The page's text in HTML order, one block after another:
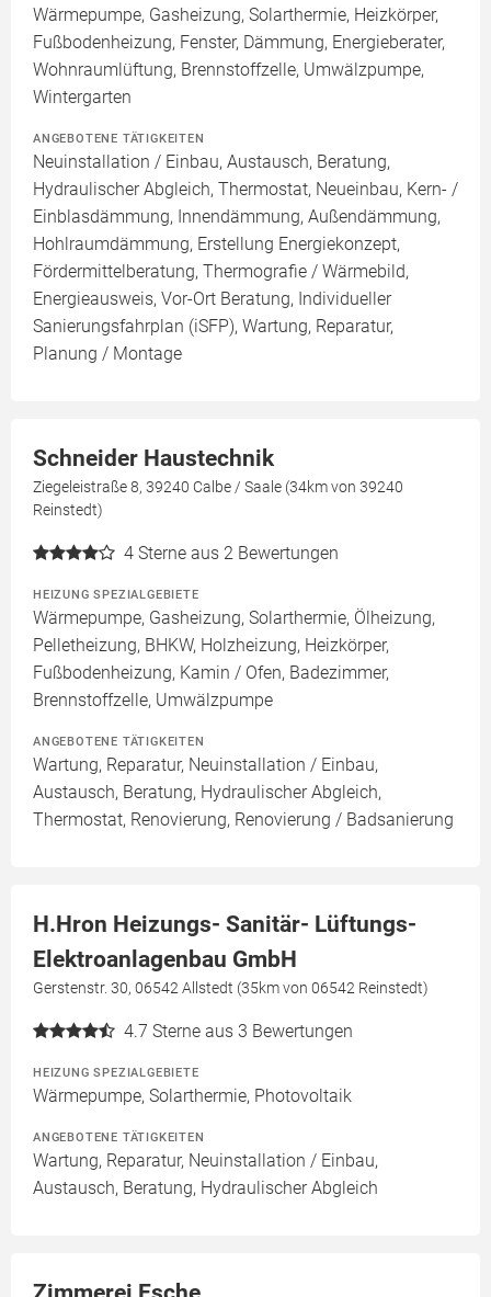
Wärmepumpe, Gasheizung, Solarthermie, Heizkörper,
Fußbodenheizung, Fenster, Dämmung, Energieberater,
Wohnraumlüftung, Brennstoffzelle, Umwälzpumpe,
Wintergarten
ANGEBOTENE TÄTIGKEITEN
Neuinstallation / Einbau, Austausch, Beratung,
Hydraulischer Abgleich, Thermostat, Neueinbau, Kern- /
Einblasdämmung, Innendämmung, Außendämmung,
Hohlraumdämmung, Erstellung Energiekonzept,
Fördermittelberatung, Thermografie / Wärmebild,
Energieausweis, Vor-Ort Beratung, Individueller
Sanierungsfahrplan (iSFP), Wartung, Reparatur,
Planung / Montage
Schneider Haustechnik
Ziegeleistraße 8, 39240 Calbe / Saale (34km von 39240
Reinstedt)
4 Sterne aus 2 Bewertungen
HEIZUNG SPEZIALGEBIETE
Wärmepumpe, Gasheizung, Solarthermie, Ölheizung,
Pelletheizung, BHKW, Holzheizung, Heizkörper,
Fußbodenheizung, Kamin / Ofen, Badezimmer,
Brennstoffzelle, Umwälzpumpe
ANGEBOTENE TÄTIGKEITEN
Wartung, Reparatur, Neuinstallation / Einbau,
Austausch, Beratung, Hydraulischer Abgleich,
Thermostat, Renovierung, Renovierung / Badsanierung
H.Hron Heizungs- Sanitär- Lüftungs-
Elektroanlagenbau GmbH
Gerstenstr. 30, 06542 Allstedt (35km von 06542 Reinstedt)
4.7 Sterne aus 3 Bewertungen
HEIZUNG SPEZIALGEBIETE
Wärmepumpe, Solarthermie, Photovoltaik
ANGEBOTENE TÄTIGKEITEN
Wartung, Reparatur, Neuinstallation / Einbau,
Austausch, Beratung, Hydraulischer Abgleich